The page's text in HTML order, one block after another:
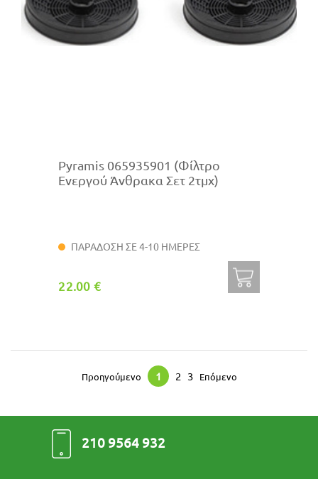
Pyramis 065935901 (Φίλτρο
Ενεργού Άνθρακα Σετ 2τμχ)
ΠΑΡΑΔΟΣΗ ΣΕ 4-10 ΗΜΕΡΕΣ
22.00 €
Προηγούμενο 1 2 3 Επόμενο
210 9564 932